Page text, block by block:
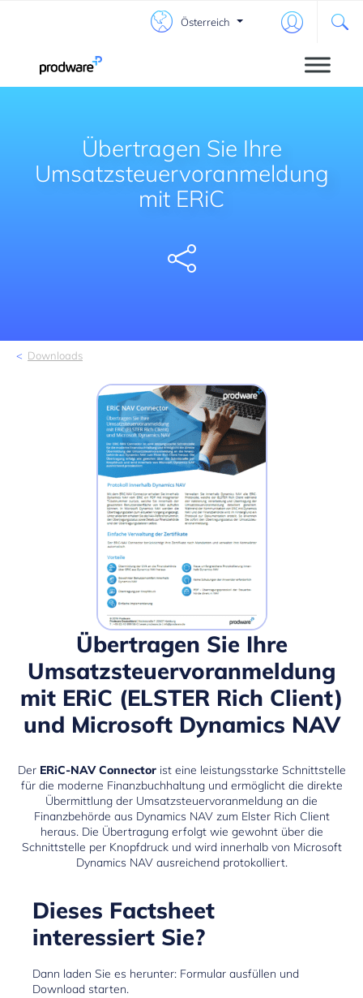
Österreich
Übertragen Sie Ihre
Umsatzsteuervoranmeldung
mit ERiC
Downloads
Übertragen Sie Ihre
Umsatzsteuervoranmeldung
mit ERiC (ELSTER Rich Client)
und Microsoft Dynamics NAV
Der ERiC-NAV Connectorist eine leistungsstarke Schnittstelle
für die moderne Finanzbuchhaltung und ermöglicht die direkte
Übermittlung der Umsatzsteuervoranmeldung an die
Finanzbehörde aus Dynamics NAV zum Elster Rich Client
heraus. Die Übertragung erfolgt wie gewohnt über die
Schnittstelle per Knopfdruck und wird innerhalb von Microsoft
Dynamics NAVausreichend protokolliert.
Dieses Factsheet
interessiert Sie?
Dann laden Sie es herunter: Formular ausfüllen und
Download starten.